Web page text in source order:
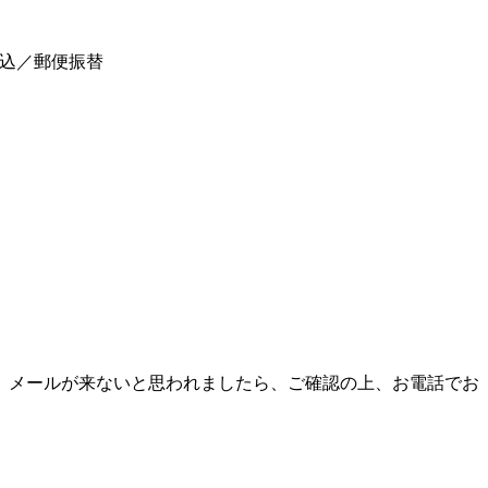
／郵便振替
ールが来ないと思われましたら、ご確認の上、お電話でお